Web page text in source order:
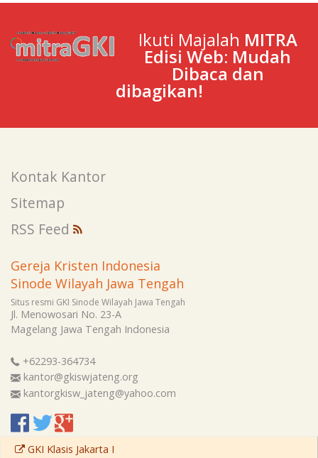
Ikuti Majalah MITRA
Edisi Web: Mudah
Dibaca dan
dibagikan!
Kontak Kantor
Sitemap
RSS Feed
Gereja Kristen Indonesia
Sinode Wilayah Jawa Tengah
Situs resmi GKI Sinode Wilayah Jawa Tengah
Jl. Menowosari No. 23-A
Magelang Jawa Tengah Indonesia
+62293-364734
kantor@gkiswjateng.org
kantorgkisw_jateng@yahoo.com
GKI Klasis Jakarta I